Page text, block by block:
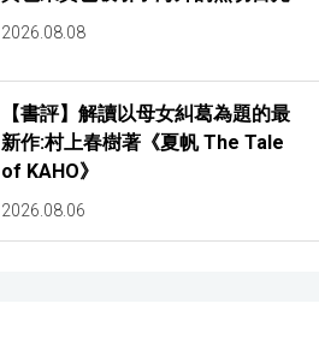
2026.08.08
【書評】解讀以母女糾葛為題的最
新作:村上春樹著《夏帆 The Tale
of KAHO》
2026.08.06